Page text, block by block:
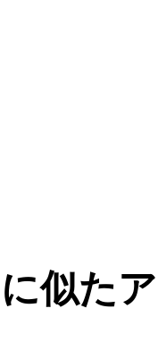
に似た